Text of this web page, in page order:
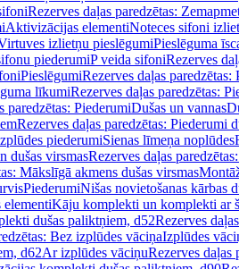
Rezerves daļas paredzētas:
Aktivizācijas elementiNoteces sifoni
izlietņu pieslēgumiPieslēguma
piederumiP veida sifoniRezerves
PieslēgumiRezerves daļas paredzētas:
līkumiRezerves daļas paredzētas:
paredzētas: PiederumiDušas un vannas
Rezerves daļas paredzētas: Piederumi
piederumiSienas līmeņa noplūdes
dušas virsmasRezerves daļas
Mākslīgā akmens dušas virsmas
PiederumiNišas novietošanas kārbas
elementiKāju komplekti un komplekti ar
dušas paliktņiem, d52Rezerves
Bez izplūdes vāciņaIzplūdes
d62Ar izplūdes vāciņuRezerves daļas